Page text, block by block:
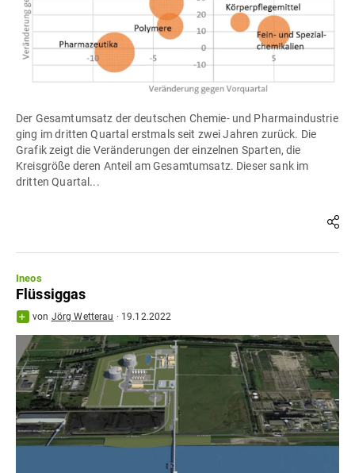
Der Gesamtumsatz der deutschen Chemie- und Pharmaindustrie
ging im dritten Quartal erstmals seit zwei Jahren zurück. Die
Grafik zeigt die Veränderungen der einzelnen Sparten, die
Kreisgröße deren Anteil am Gesamtumsatz. Dieser sank im
dritten Quartal...
Ineos
Flüssiggas
von Jörg Wetterau · 19.12.2022